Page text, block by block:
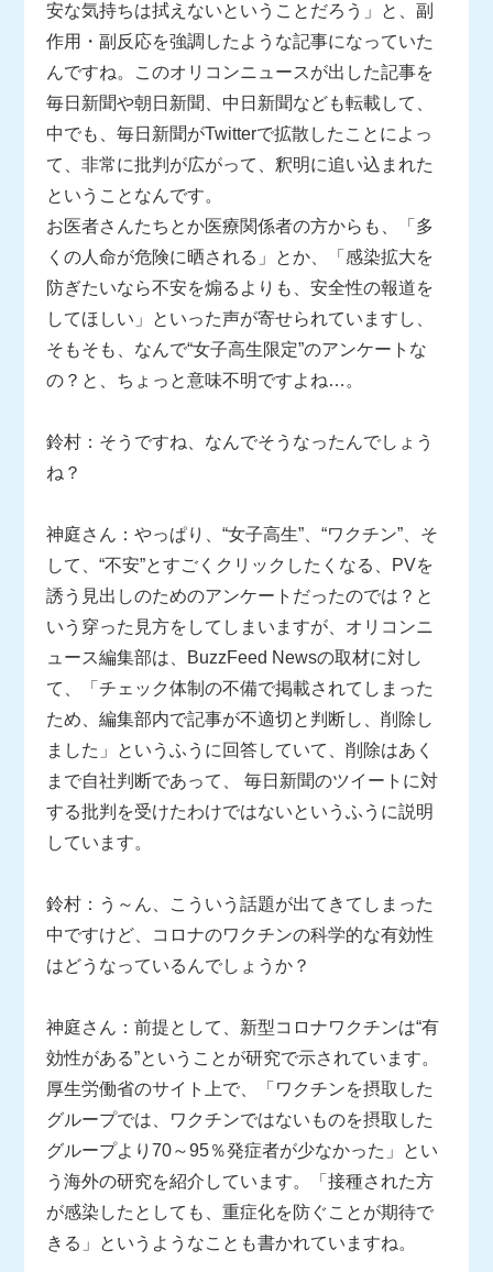
安な気持ちは拭えないということだろう」と、副
作用・副反応を強調したような記事になっていた
んですね。このオリコンニュースが出した記事を
毎日新聞や朝日新聞、中日新聞なども転載して、
中でも、毎日新聞がTwitterで拡散したことによっ
て、非常に批判が広がって、釈明に追い込まれた
ということなんです。
お医者さんたちとか医療関係者の方からも、「多
くの人命が危険に晒される」とか、「感染拡大を
防ぎたいなら不安を煽るよりも、安全性の報道を
してほしい」といった声が寄せられていますし、
そもそも、なんで“女子高生限定”のアンケートな
の？と、ちょっと意味不明ですよね…。
鈴村：そうですね、なんでそうなったんでしょう
ね？
神庭さん：やっぱり、“女子高生”、“ワクチン”、そ
して、“不安”とすごくクリックしたくなる、PVを
誘う見出しのためのアンケートだったのでは？と
いう穿った見方をしてしまいますが、オリコンニ
ュース編集部は、BuzzFeed Newsの取材に対し
て、「チェック体制の不備で掲載されてしまった
ため、編集部内で記事が不適切と判断し、削除し
ました」というふうに回答していて、削除はあく
まで自社判断であって、 毎日新聞のツイートに対
する批判を受けたわけではないというふうに説明
しています。
鈴村：う～ん、こういう話題が出てきてしまった
中ですけど、コロナのワクチンの科学的な有効性
はどうなっているんでしょうか？
神庭さん：前提として、新型コロナワクチンは“有
効性がある”ということが研究で示されています。
厚生労働省のサイト上で、「ワクチンを摂取した
グループでは、ワクチンではないものを摂取した
グループより70～95％発症者が少なかった」とい
う海外の研究を紹介しています。「接種された方
が感染したとしても、重症化を防ぐことが期待で
きる」というようなことも書かれていますね。